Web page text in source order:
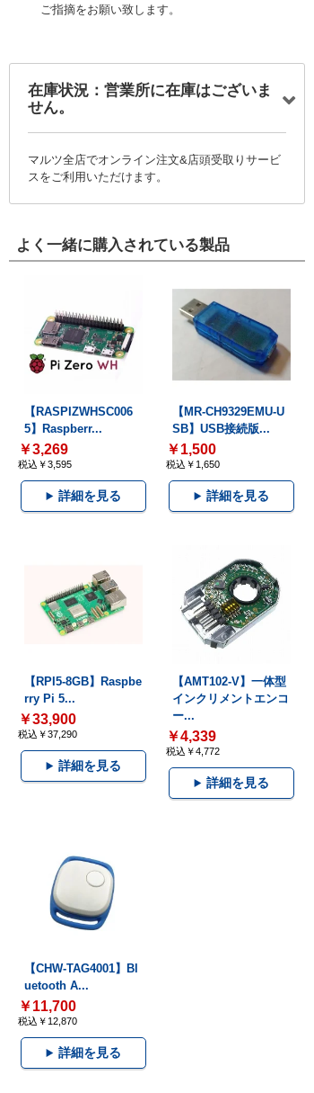
ご指摘をお願い致します。
在庫状況：営業所に在庫はございま
せん。
マルツ全店でオンライン注文&店頭受取りサービ
スをご利用いただけます。
よく一緒に購入されている製品
【RASPIZWHSC006
5】Raspberr...
￥3,269
税込￥3,595
詳細を見る
【MR-CH9329EMU-U
SB】USB接続版...
￥1,500
税込￥1,650
詳細を見る
【RPI5-8GB】Raspbe
rry Pi 5...
￥33,900
税込￥37,290
詳細を見る
【AMT102-V】一体型
インクリメントエンコ
ー...
￥4,339
税込￥4,772
詳細を見る
【CHW-TAG4001】Bl
uetooth A...
￥11,700
税込￥12,870
詳細を見る